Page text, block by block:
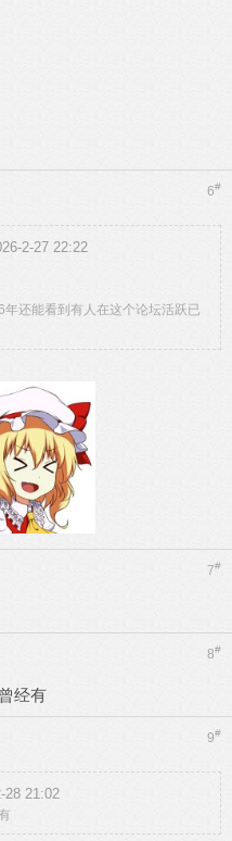
6#
2-27 22:22
还能看到有人在这个论坛活跃已
7#
8#
经有
9#
28 21:02